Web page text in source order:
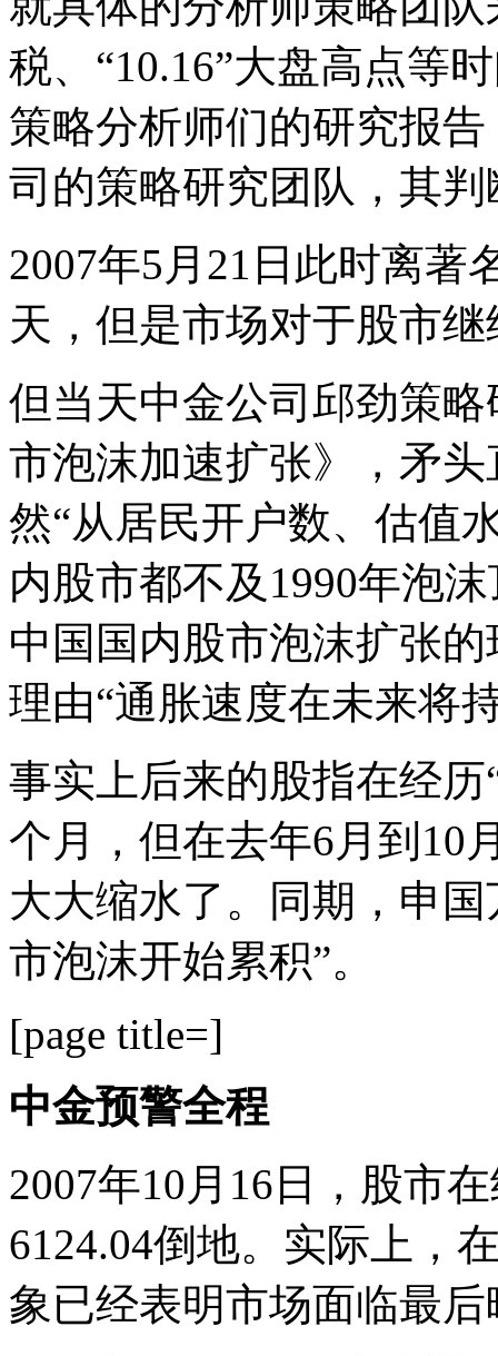
税、“10.16”大盘高点等
策略分析师们的研究报
司的策略研究团队，其
2007年5月21日此时离著
天，但是市场对于股市
但当天中金公司邱劲策
市泡沫加速扩张》，矛
然“从居民开户数、估值
内股市都不及1990年泡
中国国内股市泡沫扩张
理由“通胀速度在未来将
事实上后来的股指在经历
个月，但在去年6月到10
大大缩水了。同期，申
市泡沫开始累积”。
[page title=]
中金预警全程
2007年10月16日，股市
6124.04倒地。实际上，
象已经表明市场面临最